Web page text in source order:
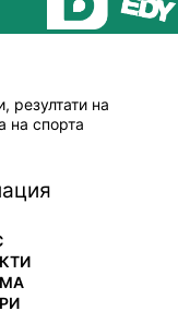
резултати на
на спорта